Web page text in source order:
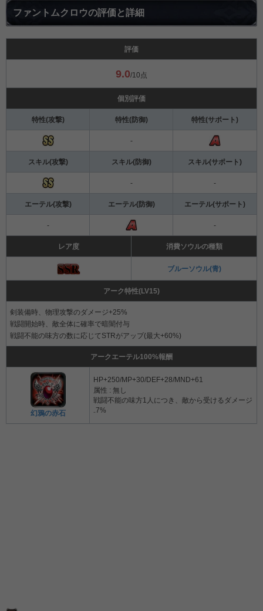
ファントムクロウの評価と詳細
評価
9.0/10点
個別評価
特性(攻撃) 特性(防御) 特性(サポート)
-
スキル(攻撃) スキル(防御) スキル(サポート)
- -
エーテル(攻撃) エーテル(防御) エーテル(サポート)
- -
レア度 消費ソウルの種類
ブルーソウル(青)
アーク特性(LV15)
剣装備時、物理攻撃のダメージ+25%
戦闘開始時、敵全体に確率で暗闇付与
戦闘不能の味方の数に応じてSTRがアップ(最大+60%)
アークエーテル100%報酬
幻鴉の赤石
HP+250/MP+30/DEF+28/MND+61
属性 : 無し
戦闘不能の味方1人につき、敵から受けるダメージ
₋7%